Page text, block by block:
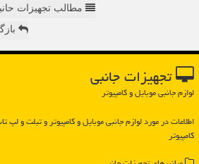
مطالب تجهیزات
تجهیزات جانبی
لوازم جانبی موبایل و کامپیوتر
اطلاعات در مورد لوازم جانبی موبایل و كامپیوتر و تبلت و
كامپیوتر